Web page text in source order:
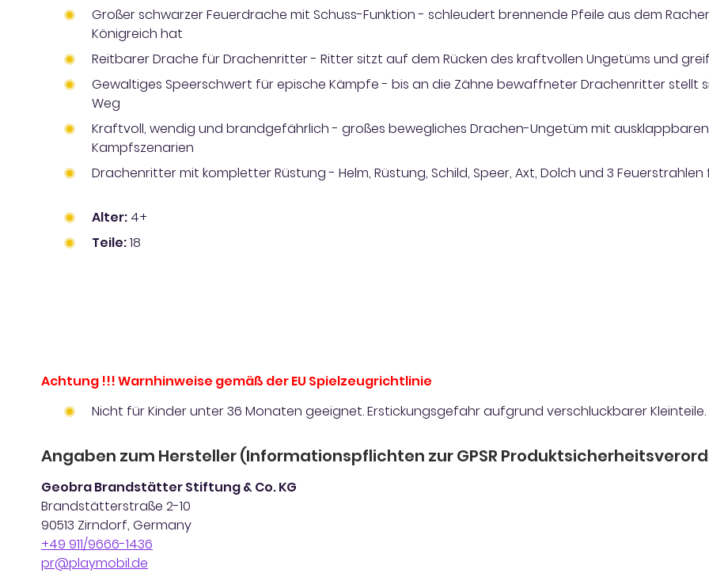
Großer schwarzer Feuerdrache mit Schuss-Funktion - schleudert brennende Pfeile aus dem
Königreich hat
Reitbarer Drache für Drachenritter - Ritter sitzt auf dem Rücken des kraftvollen Ungetüms und
Gewaltiges Speerschwert für epische Kämpfe - bis an die Zähne bewaffneter Drachenritter stellt
Weg
Kraftvoll, wendig und brandgefährlich - großes bewegliches Drachen-Ungetüm mit
Kampfszenarien
Drachenritter mit kompletter Rüstung - Helm, Rüstung, Schild, Speer, Axt, Dolch und 3
Alter: 4+
Teile:18
Achtung !!! Warnhinweise gemäß der EU Spielzeugrichtlinie
Nicht für Kinder unter 36 Monaten geeignet. Erstickungsgefahr aufgrund verschluckbarer Kleinteile.
Angaben zum Hersteller (Informationspflichten zur GPSR
Geobra Brandstätter Stiftung & Co. KG
Brandstätterstraße 2-10
90513 Zirndorf, Germany
+49 911/9666-1436
pr@playmobil.de